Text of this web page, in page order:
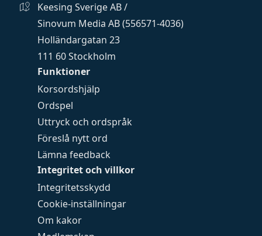
Funktioner
Korsordshjälp
Ordspel
Uttryck och ordspråk
Föreslå nytt ord
Lämna feedback
Integritet och villkor
Integritetsskydd
Cookie-inställningar
Om kakor
Keesing Sverige AB /
Sinovum Media AB (556571-4036)
Holländargatan 23
111 60 Stockholm